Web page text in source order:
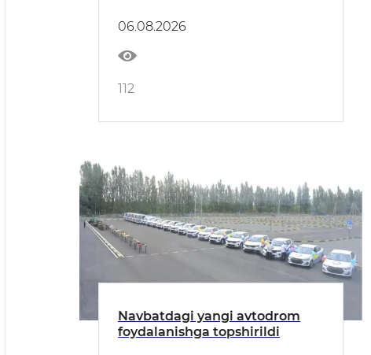
06.08.2026
112
Navbatdagi yangi avtodrom
foydalanishga topshirildi